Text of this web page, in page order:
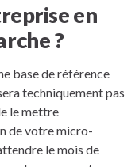
en
?
base de référence
techniquement pas
le mettre
de votre micro-
le mois de